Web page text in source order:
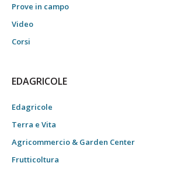
Prove in campo
Video
Corsi
EDAGRICOLE
Edagricole
Terra e Vita
Agricommercio & Garden Center
Frutticoltura